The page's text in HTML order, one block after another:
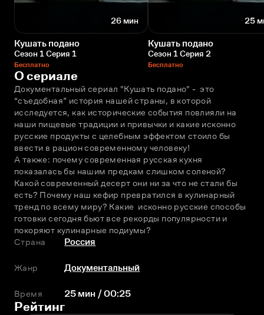
26 мин
Кушать подано
Сезон 1 Серия 1
Бесплатно
25
Кушать подано
Сезон 1 Серия 2
Бесплатно
О сериале
Документальный сериал "Кушать подано" -  это
“съедобная” история нашей страны, в которой
исследуется, как исторические события повлияли на
наши пищевые традиции и привычки и какие исконно
русские продукты с целебным эффектом стоило бы
ввести в рацион современному человеку!
А также: почему современная русская кухня
показалась бы нашим предкам слишком соленой?
Какой современный десерт они ни за что не стали бы
есть? Почему наш кефир превратился в кулинарный
тренд по всему миру? Какие  исконно русские способы
готовки сегодня бьют все рекорды популярности и
покоряют кулинарные подиумы?
Страна
Россия
Жанр Документальный
Время 25 мин / 00:25
Рейтинг